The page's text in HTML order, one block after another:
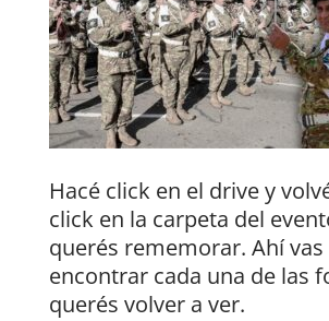
Hacé click en el drive y
click en la carpeta del
querés rememorar. Ahí vas
encontrar cada una de las
querés volver a ver.